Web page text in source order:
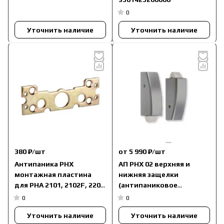
Уточнить наличие
0
Уточнить наличие
380 ₽/шт
Антипаника PHX
монтажная пластина
для PHA 2101, 2102F, 2201
3501425200050
0
Уточнить наличие
от 5 990 ₽/шт
АП PHX 02 верхняя и
нижняя защелки
(антипаниковое
устройство серии PHA
2000 / PHB 3000)
0
Уточнить наличие